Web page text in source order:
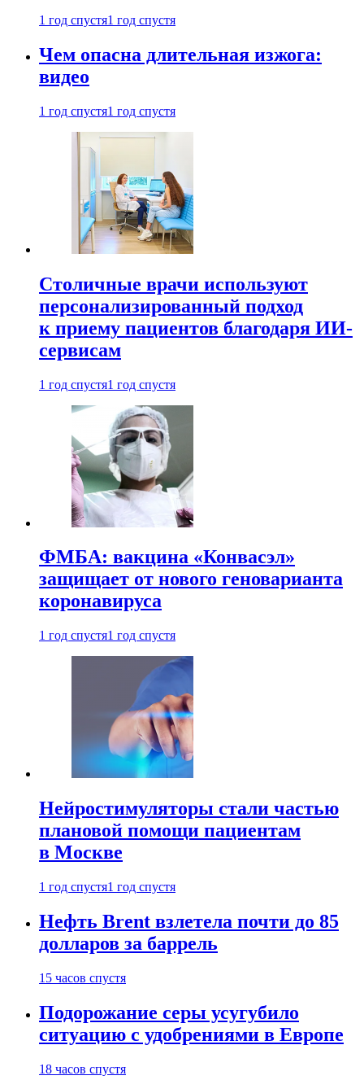
1 год спустя1 год спустя
Чем опасна длительная изжога:
видео
1 год спустя1 год спустя
Столичные врачи используют
персонализированный подход
к приему пациентов благодаря ИИ-
сервисам
1 год спустя1 год спустя
ФМБА: вакцина «Конвасэл»
защищает от нового геноварианта
коронавируса
1 год спустя1 год спустя
Нейростимуляторы стали частью
плановой помощи пациентам
в Москве
1 год спустя1 год спустя
Нефть Brent взлетела почти до 85
долларов за баррель
15 часов спустя
Подорожание серы усугубило
ситуацию с удобрениями в Европе
18 часов спустя